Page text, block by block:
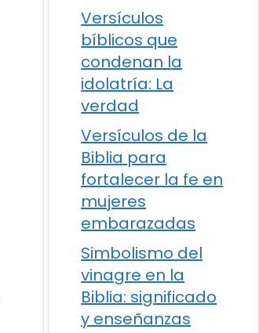
Versículos
bíblicos que
condenan la
idolatría: La
verdad
Versículos de la
Biblia para
fortalecer la fe en
mujeres
embarazadas
Simbolismo del
vinagre en la
Biblia: significado
y enseñanzas